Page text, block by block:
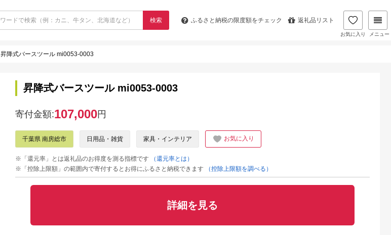
検索 ふるさと納税の限度額をチェック 返礼品リスト
お気に入り メニュー
昇降式バースツール mi0053-0003
昇降式バースツール mi0053-0003
寄付金額:107,000円
千葉県 南房総市 日用品・雑貨 家具・インテリア お気に入り
※「還元率」とは返礼品のお得度を測る指標です
（還元率とは）
※「控除上限額」の範囲内で寄付するとお得にふるさと納税できます
（控除上限額を調べる）
詳細を見る